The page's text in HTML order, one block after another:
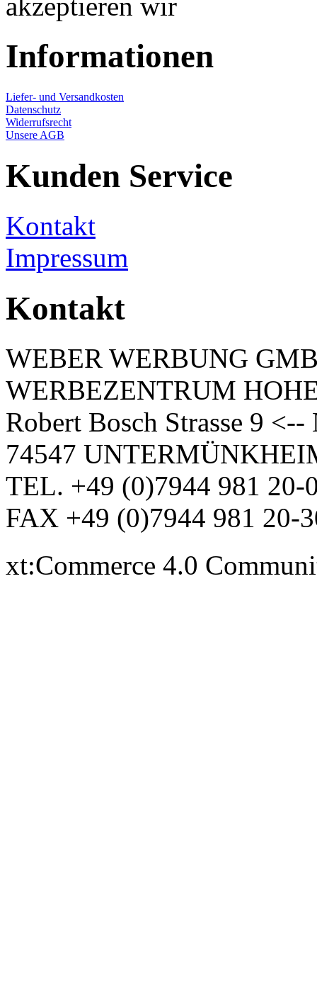
Informationen
Liefer- und Versandkosten
Datenschutz
Widerrufsrecht
Unsere AGB
Kunden Service
Kontakt
Impressum
Kontakt
WEBER WERBUNG
WERBEZENTRUM
Robert Bosch Strasse 9
74547
TEL. +49 (0)7944 981 20-
FAX +49 (0)7944 981 20-
xt:Commerce 4.0